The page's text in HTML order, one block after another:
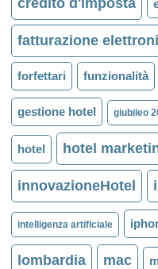
fatturazione
forfettari funzionalità
gestione hotel giubileo
hotel hotel
innovazioneHotel
intelligenza artificiale
lombardia mac